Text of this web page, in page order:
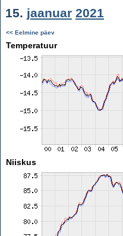
15. jaanuar 2021
<< Eelmine päev
Temperatuur
Niiskus